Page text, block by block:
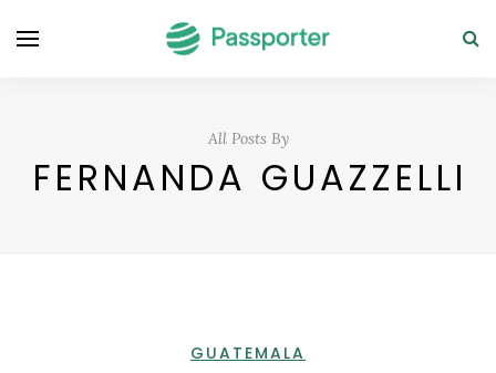
All Posts By
FERNANDA GUAZZELLI
GUATEMALA